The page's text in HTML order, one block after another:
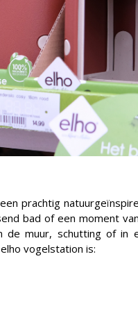
prachtig
bad of een moment
muur, schutting of in
vogelstation is: